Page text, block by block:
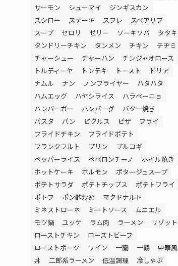
サーモン
シューマイ
ジンギスカン
スシロー
ステーキ スフレ
スペアリブ
スープ
セロリ ゼリー ソーキソバ
タタキ
タンドリーチキン
タンメン チキン
チヂミ
チャーシュー
チャーハン
チンジャオロース
トルティーヤ
トンテキ トースト
ドリア
ナムル
ナン ノンフライヤー
ハタハタ
ハムエッグ
ハヤシライス
ハラペーニョ
ハンバーガー
ハンバーグ
バター焼き
パスタ
パン ピクルス ピザ
フライ
フライドチキン
フライドポテト
フランクフルト
プリン
プルコギ
ペッパーライス
ペペロンチーノ
ホイル焼き
ホットケーキ
ホルモン
ポタージュスープ
ポテトサラダ
ポテトチップス
ポテトフライ
ポトフ
ポン酢炒め
マクドナルド
ミネストローネ
ミートソース
ムニエル
モツ鍋
ユッケ ラム肉 ラーメン
リゾット
ローストチキン
ローストビーフ
ローストポーク
ワイン 一蘭 一鶴
中華風
丼
二郎系ラーメン 低温調理
冷しゃぶ